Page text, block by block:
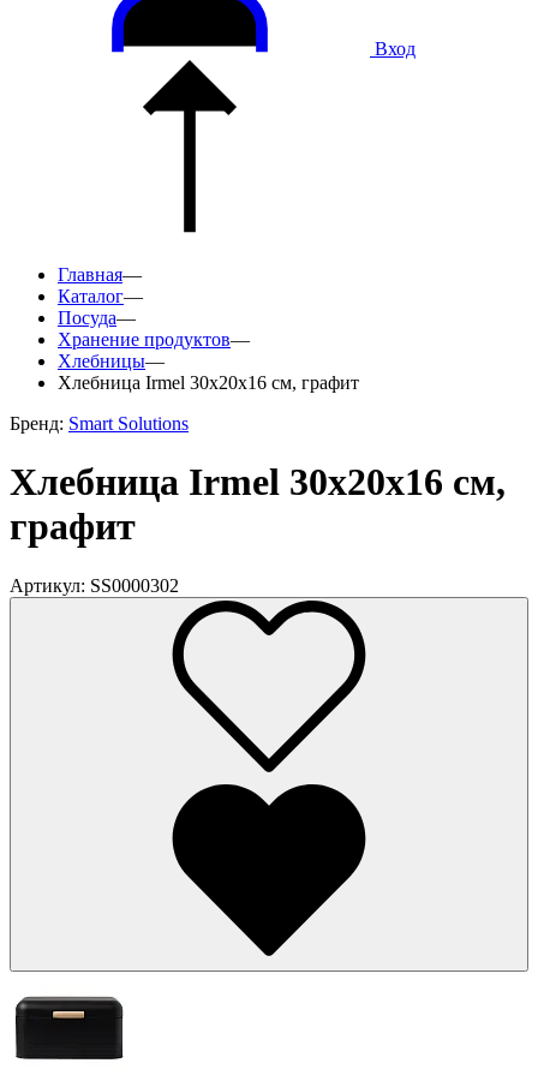
Вход
Главная—
Каталог—
Посуда—
Хранение продуктов—
Хлебницы—
Хлебница Irmel 30х20х16 см, графит
Бренд: Smart Solutions
Хлебница Irmel 30х20х16 см,
графит
Артикул: SS0000302